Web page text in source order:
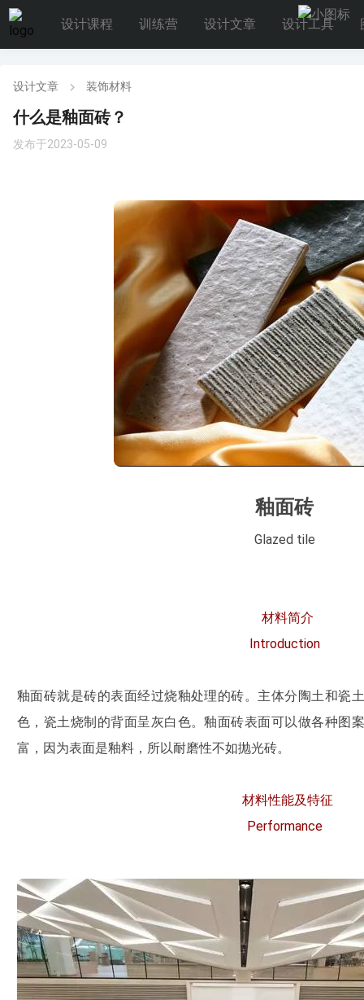
设计课程 训练营 设计文章 设计工具
设计文章 装饰材料
什么是釉面砖？
发布于2023-05-09
釉面砖
Glazed tile
材料简介
Introduction
釉面砖就是砖的表面经过烧釉处理的砖。主体分陶土和瓷
色，瓷土烧制的背面呈灰白色。釉面砖表面可以做各种图
富，因为表面是釉料，所以耐磨性不如抛光砖。
材料性能及特征
Performance